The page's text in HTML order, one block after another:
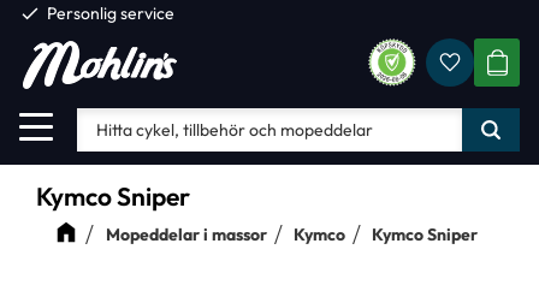
Meny
check Personlig service
Kymco Sniper
Mopeddelar i massor Kymco Kymco Sniper